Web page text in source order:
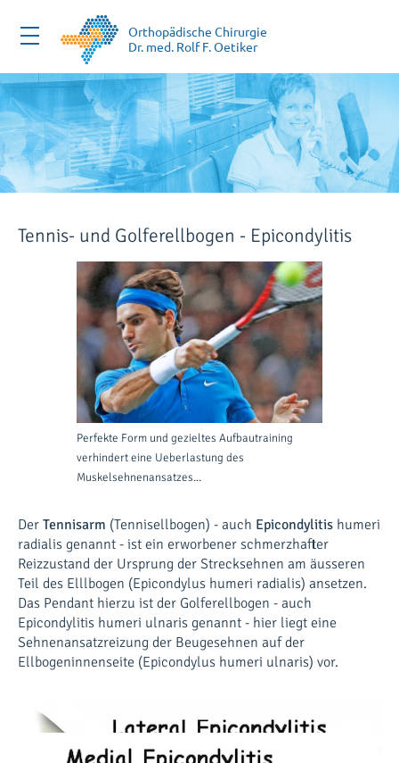
Inhalt
springen
Orthopädische Chirurgie
Dr. med. Rolf F. Oetiker
Tennis- und Golferellbogen - Epicondylitis
Perfekte Form und gezieltes Aufbautraining
verhindert eine Ueberlastung des
Muskelsehnenansatzes...
Der Tennisarm (Tennisellbogen) - auch Epicondylitis humeri
radialis genannt - ist ein erworbener schmerzhafter
Reizzustand der Ursprung der Strecksehnen am äusseren
Teil des Elllbogen (Epicondylus humeri radialis) ansetzen.
Das Pendant hierzu ist der Golferellbogen - auch
Epicondylitis humeri ulnaris genannt - hier liegt eine
Sehnenansatzreizung der Beugesehnen auf der
Ellbogeninnenseite (Epicondylus humeri ulnaris) vor.